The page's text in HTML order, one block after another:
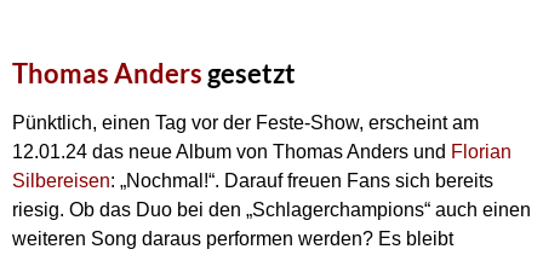
Thomas Anders gesetzt
Pünktlich, einen Tag vor der Feste-Show, erscheint am
12.01.24 das neue Album von Thomas Anders und Florian
Silbereisen: „Nochmal!“. Darauf freuen Fans sich bereits
riesig. Ob das Duo bei den „Schlagerchampions“ auch einen
weiteren Song daraus performen werden? Es bleibt